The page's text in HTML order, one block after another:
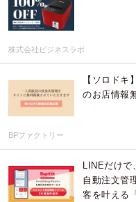
株式会社ビジネスラボ
【ソロドキ
のお店情報
BPファクトリー
LINEだけ
自動注文管
客を叶える